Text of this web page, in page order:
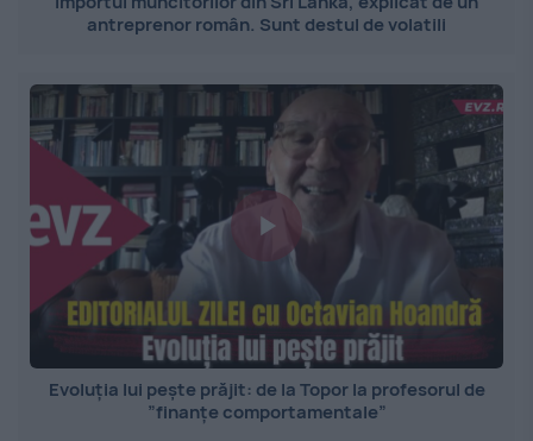
antreprenor român. Sunt destul de volatili
Evoluția lui pește prăjit: de la Topor la profesorul de
”finanțe comportamentale”